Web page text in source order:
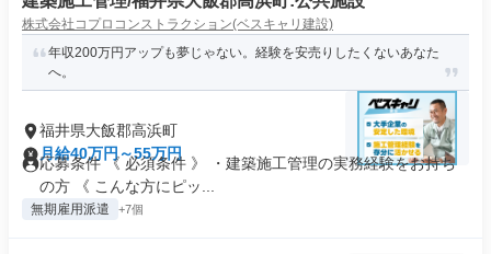
株式会社コプロコンストラクション(ベスキャリ建設)
年収200万円アップも夢じゃない。経験を安売りしたくないあなた
へ。
福井県大飯郡高浜町
月給40万円～55万円
応募条件 《 必須条件 》 ・建築施工管理の実務経験をお持ち
の方 《 こんな方にピッ...
無期雇用派遣 +7個